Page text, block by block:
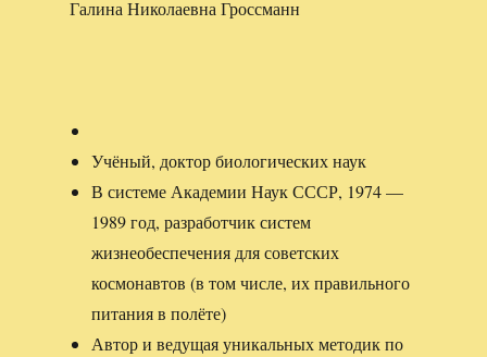
Галина Николаевна Гроссманн
Учёный, доктор биологических наук
В системе Академии Наук СССР, 1974 —
1989 год, разработчик систем
жизнеобеспечения для советских
космонавтов (в том числе, их правильного
питания в полёте)
Автор и ведущая уникальных методик по